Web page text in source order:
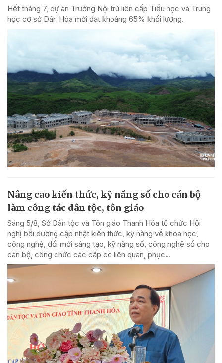
Hết tháng 7, dự án Trường Nội trú liên cấp Tiểu học và Trung
học cơ sở Dân Hóa mới đạt khoảng 65% khối lượng.
Nâng cao kiến thức, kỹ năng số cho cán bộ
làm công tác dân tộc, tôn giáo
Sáng 5/8, Sở Dân tộc và Tôn giáo Thanh Hóa tổ chức Hội
nghị bồi dưỡng cập nhật kiến thức, kỹ năng về khoa học,
công nghệ, đổi mới sáng tạo, kỹ năng số, công nghệ số cho
cán bộ, công chức các cấp có liên quan, phục...